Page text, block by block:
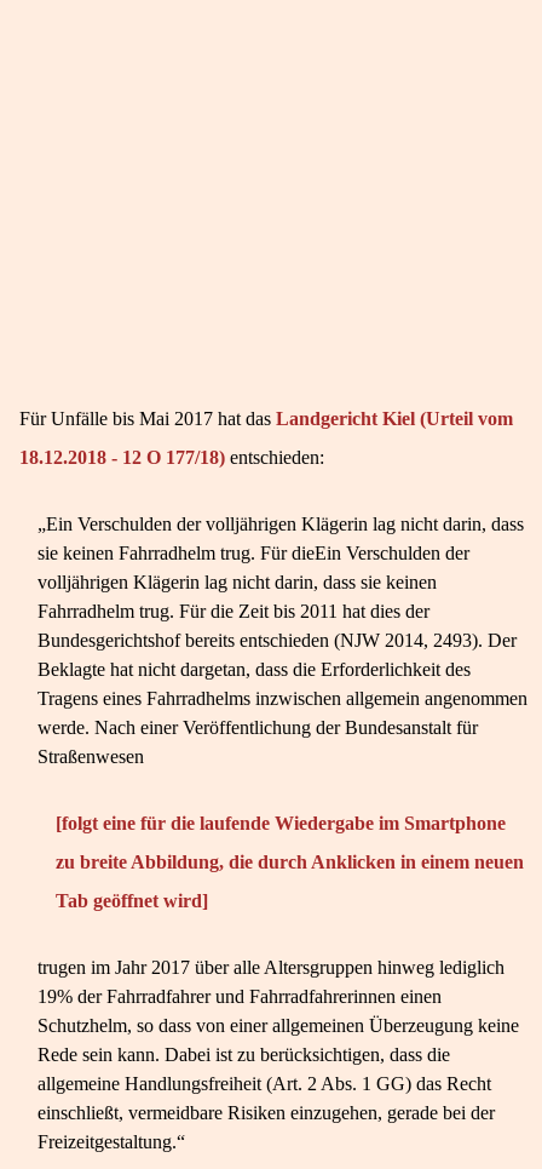
Für Unfälle bis Mai 2017 hat das Landgericht Kiel (Urteil vom
18.12.2018 - 12 O 177/18) entschieden:
„Ein Verschulden der volljährigen Klägerin lag nicht darin, dass
sie keinen Fahrradhelm trug. Für dieEin Verschulden der
volljährigen Klägerin lag nicht darin, dass sie keinen
Fahrradhelm trug. Für die Zeit bis 2011 hat dies der
Bundesgerichtshof bereits entschieden (NJW 2014, 2493). Der
Beklagte hat nicht dargetan, dass die Erforderlichkeit des
Tragens eines Fahrradhelms inzwischen allgemein angenommen
werde. Nach einer Veröffentlichung der Bundesanstalt für
Straßenwesen
[folgt eine für die laufende Wiedergabe im Smartphone
zu breite Abbildung, die durch Anklicken in einem neuen
Tab geöffnet wird]
trugen im Jahr 2017 über alle Altersgruppen hinweg lediglich
19% der Fahrradfahrer und Fahrradfahrerinnen einen
Schutzhelm, so dass von einer allgemeinen Überzeugung keine
Rede sein kann. Dabei ist zu berücksichtigen, dass die
allgemeine Handlungsfreiheit (Art. 2 Abs. 1 GG) das Recht
einschließt, vermeidbare Risiken einzugehen, gerade bei der
Freizeitgestaltung.“